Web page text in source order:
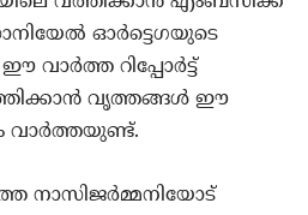
ഓര്‍ട്ടെഗയുടെ
വാര്‍ത്ത റിപ്പോര്‍ട്ട്
വൃത്തങ്ങള്‍ ഈ
വാര്‍ത്തയുണ്ട്.
നാസിജര്‍മ്മനിയോട്